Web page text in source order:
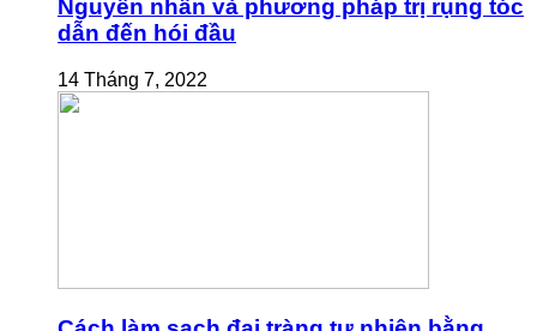
Nguyên nhân và phương pháp trị rụng tóc
dẫn đến hói đầu
14 Tháng 7, 2022